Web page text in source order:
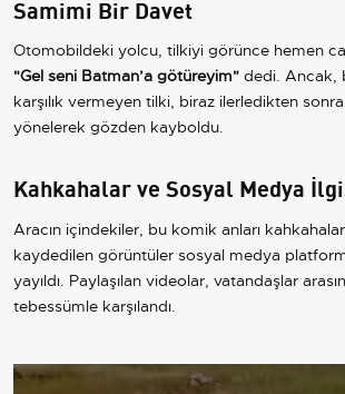
Samimi Bir Davet
Otomobildeki yolcu, tilkiyi görünce hemen
"Gel seni Batman’a götüreyim" dedi. Ancak,
karşılık vermeyen tilki, biraz ilerledikten sonra
yönelerek gözden kayboldu.
Kahkahalar ve Sosyal Medya
Aracın içindekiler, bu komik anları
kaydedilen görüntüler sosyal medya
yayıldı. Paylaşılan videolar, vatandaşlar
tebessümle karşılandı.